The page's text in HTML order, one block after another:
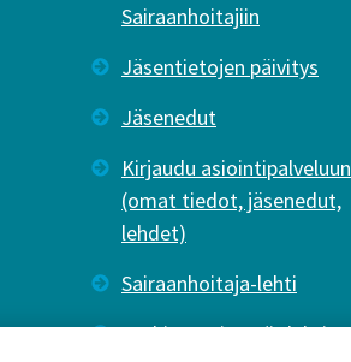
Sairaanhoitajiin
Jäsentietojen päivitys
Jäsenedut
Kirjaudu asiointipalveluun
(omat tiedot, jäsenedut,
lehdet)
Sairaanhoitaja-lehti
Tutkiva Hoitotyö -lehti